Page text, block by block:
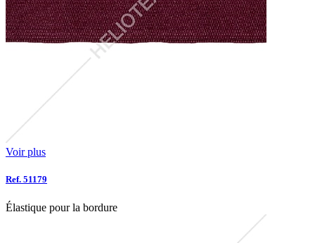
Voir plus
Ref. 51179
Élastique pour la bordure